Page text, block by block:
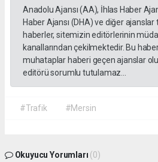
Anadolu Ajansı (AA), İhlas Haber
Haber Ajansı (DHA) ve diğer
haberler, sitemizin editörlerinin
kanallarından çekilmektedir. Bu
muhataplar haberi geçen ajanslar
editörü sorumlu tutulamaz...
#Trafik #Mersin
Okuyucu Yorumları (0)